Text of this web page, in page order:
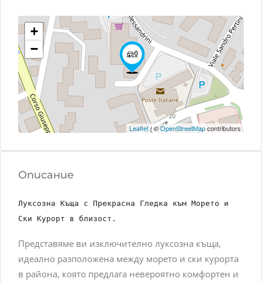
+
−
Leaflet| ©OpenStreetMapcontributors
Описание
Луксозна Къща с Прекрасна Гледка към Морето и
Ски Курорт в близост.
Представяме ви изключително луксозна къща,
идеално разположена между морето и ски курорта
в района, която предлага невероятно комфортен и